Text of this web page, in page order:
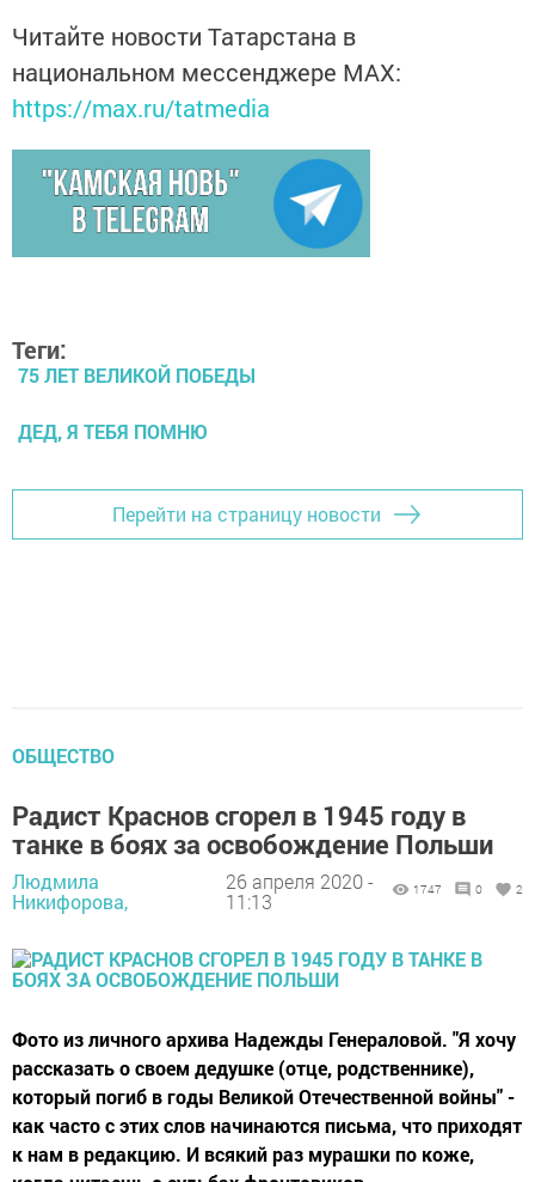
Читайте новости Татарстана в
национальном мессенджере MАХ:
https://max.ru/tatmedia
Теги:
75 ЛЕТ ВЕЛИКОЙ ПОБЕДЫ
ДЕД, Я ТЕБЯ ПОМНЮ
Перейти на страницу новости
ОБЩЕСТВО
Радист Краснов сгорел в 1945 году в
танке в боях за освобождение Польши
Людмила
Никифорова,
26 апреля 2020 -
11:13
1747 0 2
Фото из личного архива Надежды Генераловой. "Я хочу
рассказать о своем дедушке (отце, родственнике),
который погиб в годы Великой Отечественной войны" -
как часто с этих слов начинаются письма, что приходят
к нам в редакцию. И всякий раз мурашки по коже,